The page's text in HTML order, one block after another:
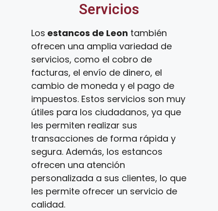
Servicios
Los estancos de Leon también
ofrecen una amplia variedad de
servicios, como el cobro de
facturas, el envío de dinero, el
cambio de moneda y el pago de
impuestos. Estos servicios son muy
útiles para los ciudadanos, ya que
les permiten realizar sus
transacciones de forma rápida y
segura. Además, los estancos
ofrecen una atención
personalizada a sus clientes, lo que
les permite ofrecer un servicio de
calidad.